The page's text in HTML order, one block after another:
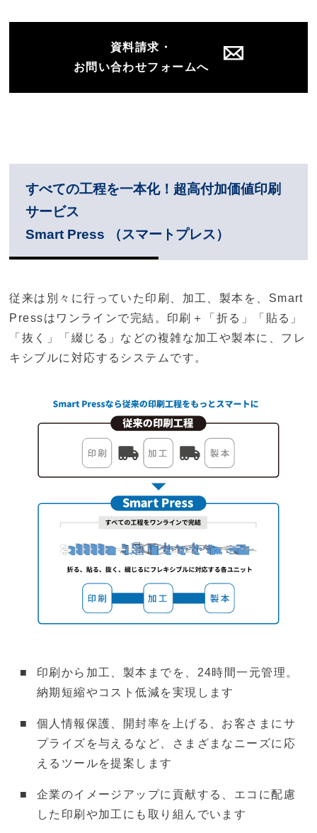
資料請求・
お問い合わせフォームへ
すべての工程を一本化！超高付加価値印刷
サービス
Smart Press （スマートプレス）
従来は別々に行っていた印刷、加工、製本を、Smart
Pressはワンラインで完結。印刷＋「折る」「貼る」
「抜く」「綴じる」などの複雑な加工や製本に、フレ
キシブルに対応するシステムです。
印刷から加工、製本までを、24時間一元管理。
納期短縮やコスト低減を実現します
個人情報保護、開封率を上げる、お客さまにサ
プライズを与えるなど、さまざまなニーズに応
えるツールを提案します
企業のイメージアップに貢献する、エコに配慮
した印刷や加工にも取り組んでいます